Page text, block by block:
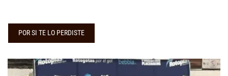
POR SI TE LO PERDISTE